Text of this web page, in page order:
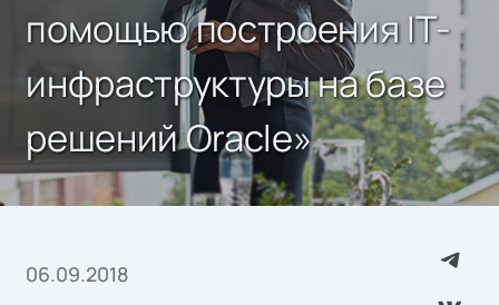
помощью построения IТ-
инфраструктуры на базе
решений Oracle»
06.09.2018